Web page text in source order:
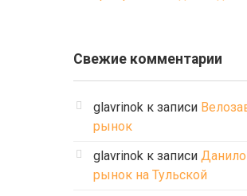
Свежие комментарии
glavrinok к записи
рынок
glavrinok к записи
рынок на Тульской